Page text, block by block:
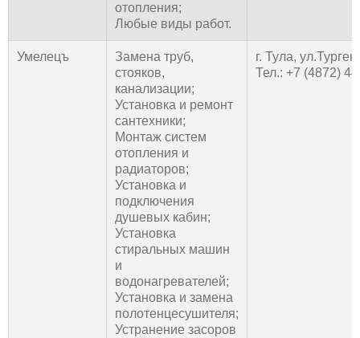
отопления;
Любые виды работ.
Умелецъ
Замена труб,
стояков,
канализации;
Установка и ремонт
сантехники;
Монтаж систем
отопления и
радиаторов;
Установка и
подключения
душевых кабин;
Установка
стиральных машин
и
водонагревателей;
Установка и замена
полотенцесушителя;
Устранение засоров
г. Тула,
Тел.: +7 (4872)